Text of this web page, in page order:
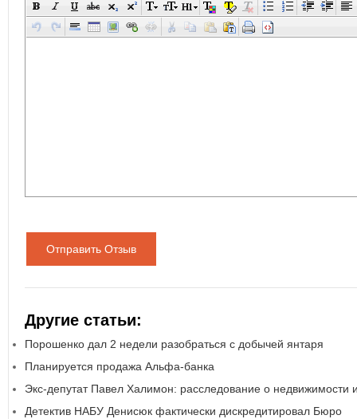
Отправить Отзыв
Другие статьи:
Порошенко дал 2 недели разобраться с добычей янтаря
Планируется продажа Альфа-банка
Экс-депутат Павел Халимон: расследование о недвижимости
Детектив НАБУ Денисюк фактически дискредитировал Бюро